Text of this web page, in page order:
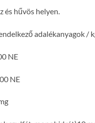
és hűvös helyen.
adalékanyagok /
NE
NE